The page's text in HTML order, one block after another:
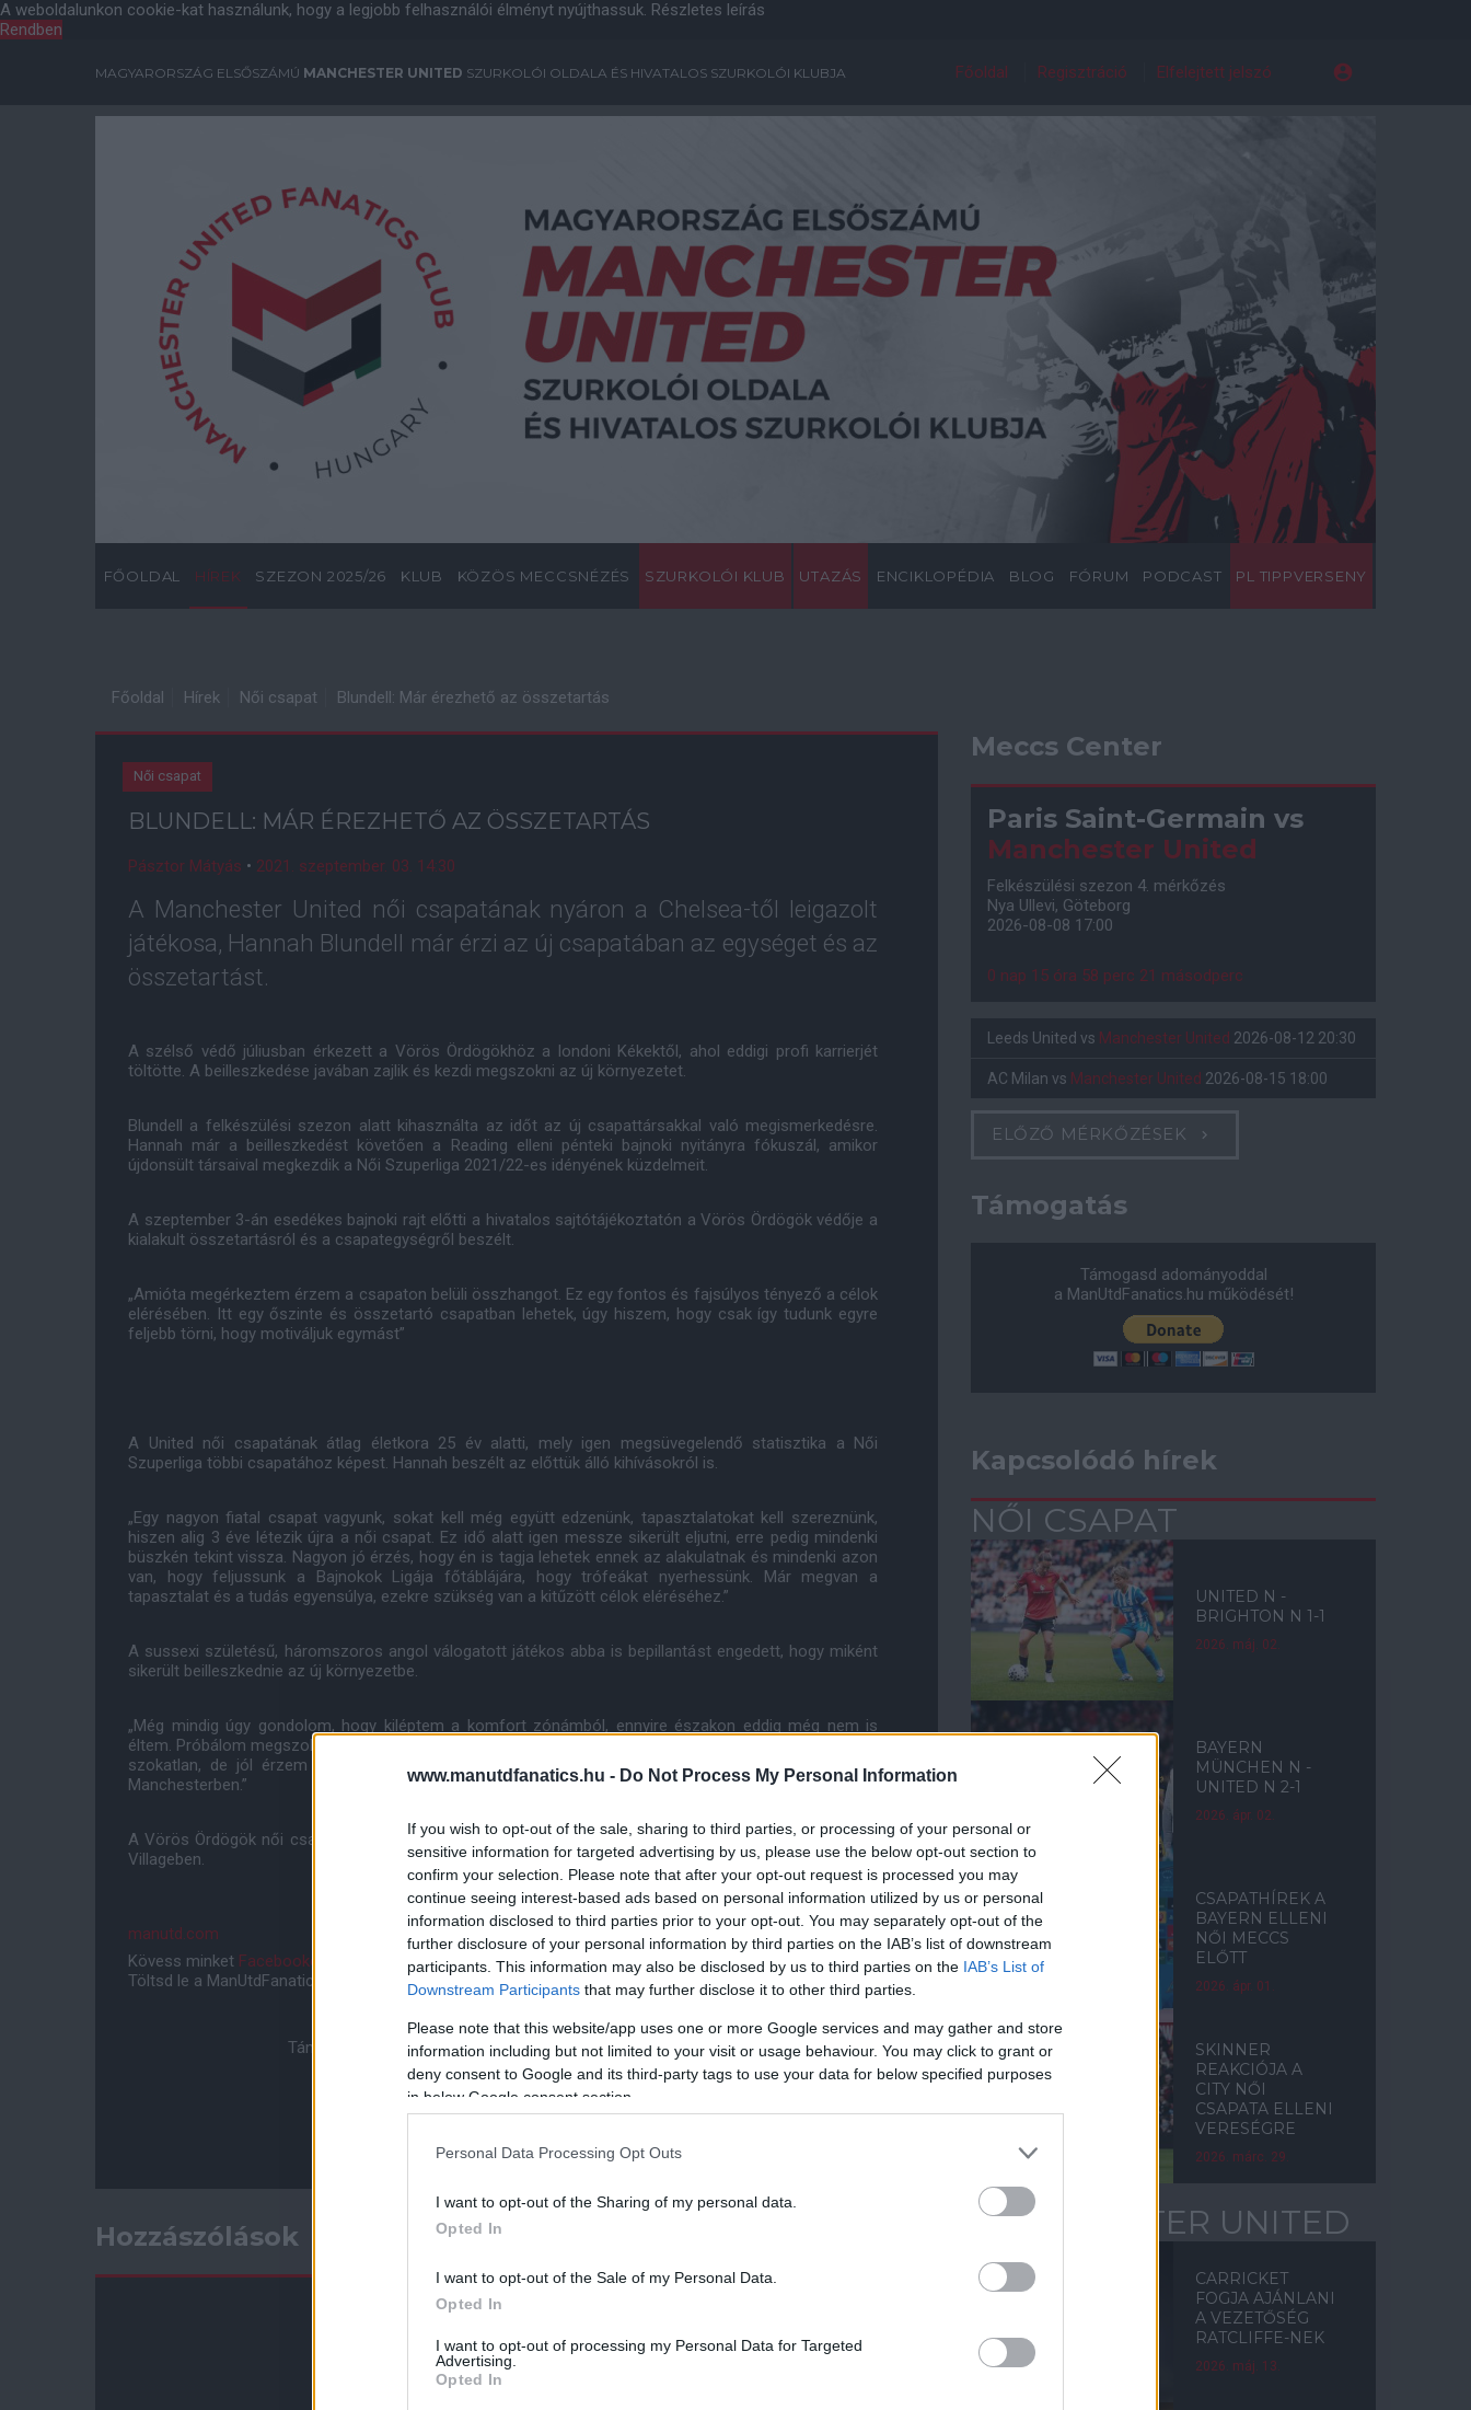
www.manutdfanatics.hu - Do Not Process My Personal Information
If you wish to opt-out of the sale, sharing to third parties, or processing of your personal or
sensitive information for targeted advertising by us, please use the below opt-out section to
confirm your selection. Please note that after your opt-out request is processed you may
continue seeing interest-based ads based on personal information utilized by us or personal
information disclosed to third parties prior to your opt-out. You may separately opt-out of the
further disclosure of your personal information by third parties on the IAB’s list of downstream
participants. This information may also be disclosed by us to third parties on the IAB’s List of
Downstream Participants that may further disclose it to other third parties.
Please note that this website/app uses one or more Google services and may gather and store
information including but not limited to your visit or usage behaviour. You may click to grant or
deny consent to Google and its third-party tags to use your data for below specified purposes
in below Google consent section.
Personal Data Processing Opt Outs
I want to opt-out of the Sharing of my personal data.
Opted In
I want to opt-out of the Sale of my Personal Data.
Opted In
I want to opt-out of processing my Personal Data for Targeted
Advertising.
Opted In
A weboldalunkon cookie-kat használunk, hogy a legjobb felhasználói élményt nyújthassuk. Részletes leírás
Rendben
MAGYARORSZÁG ELSŐSZÁMÚ MANCHESTER UNITED SZURKOLÓI OLDALA ÉS HIVATALOS SZURKOLÓI KLUBJA Főoldal Regisztráció Elfelejtett jelszó
FŐOLDAL HÍREK SZEZON 2025/26 KLUB KÖZÖS MECCSNÉZÉS SZURKOLÓI KLUB UTAZÁS ENCIKLOPÉDIA BLOG FÓRUM PODCAST PL TIPPVERSENY
Főoldal Hírek Női csapat Blundell: Már érezhető az összetartás
Női csapat
BLUNDELL: MÁR ÉREZHETŐ AZ ÖSSZETARTÁS
Pásztor Mátyás • 2021. szeptember. 03. 14:30
A Manchester United női csapatának nyáron a Chelsea-től leigazolt
játékosa, Hannah Blundell már érzi az új csapatában az egységet és az
összetartást.
A szélső védő júliusban érkezett a Vörös Ördögökhöz a londoni Kékektől, ahol eddigi profi karrierjét
töltötte. A beilleszkedése javában zajlik és kezdi megszokni az új környezetet.
Blundell a felkészülési szezon alatt kihasználta az időt az új csapattársakkal való megismerkedésre.
Hannah már a beilleszkedést követően a Reading elleni pénteki bajnoki nyitányra fókuszál, amikor
újdonsült társaival megkezdik a Női Szuperliga 2021/22-es idényének küzdelmeit.
A szeptember 3-án esedékes bajnoki rajt előtti a hivatalos sajtótájékoztatón a Vörös Ördögök védője a
kialakult összetartásról és a csapategységről beszélt.
„Amióta megérkeztem érzem a csapaton belüli összhangot. Ez egy fontos és fajsúlyos tényező a célok
elérésében. Itt egy őszinte és összetartó csapatban lehetek, úgy hiszem, hogy csak így tudunk egyre
feljebb törni, hogy motiváljuk egymást”
A United női csapatának átlag életkora 25 év alatti, mely igen megsüvegelendő statisztika a Női
Szuperliga többi csapatához képest. Hannah beszélt az előttük álló kihívásokról is.
„Egy nagyon fiatal csapat vagyunk, sokat kell még együtt edzenünk, tapasztalatokat kell szereznünk,
hiszen alig 3 éve létezik újra a női csapat. Ez idő alatt igen messze sikerült eljutni, erre pedig mindenki
büszkén tekint vissza. Nagyon jó érzés, hogy én is tagja lehetek ennek az alakulatnak és mindenki azon
van, hogy feljussunk a Bajnokok Ligája főtáblájára, hogy trófeákat nyerhessünk. Már megvan a
tapasztalat és a tudás egyensúlya, ezekre szükség van a kitűzött célok eléréséhez.”
A sussexi születésű, háromszoros angol válogatott játékos abba is bepillantást engedett, hogy miként
sikerült beilleszkednie az új környezetbe.
„Még mindig úgy gondolom, hogy kiléptem a komfort zónámból, ennyire északon eddig még nem is
éltem. Próbálom megszokni, szerintem jól is megy. Itt egy kicsit hidegebb is van, ez nekem új, kicsit még
szokatlan, de jól érzem magam. Kicsit jobban fel akarom majd fedezni a környéket, turistáskodni
Manchesterben.”
A Vörös Ördögök női csapata szeptember 3-án 20:45-kor a Reading csapatát fogadják a Leigh Sports
Villageben.
manutd.com
Kövess minket Facebookon InstagramonésYouTube-on is!
Töltsd le a ManUtdFanatics.hu mobil applikációt
Androidra iOS-re
Támogasd adományoddal a ManUtdFanatics.hu működését!
Hozzászólások
Meccs Center
Paris Saint-Germain vs
Manchester United
Felkészülési szezon 4. mérkőzés
Nya Ullevi, Göteborg
2026-08-08 17:00
0 nap 15 óra 58 perc 21 másodperc
Leeds United vs Manchester United 2026-08-12 20:30
AC Milan vs Manchester United 2026-08-15 18:00
ELŐZŐ MÉRKŐZÉSEK
Támogatás
Támogasd adományoddal
a ManUtdFanatics.hu működését!
Kapcsolódó hírek
NŐI CSAPAT
UNITED N -
BRIGHTON N 1-1
2026. máj. 02.
BAYERN
MÜNCHEN N -
UNITED N 2-1
2026. ápr. 02.
CSAPATHÍREK A
BAYERN ELLENI
NŐI MECCS
ELŐTT
2026. ápr. 01.
SKINNER
REAKCIÓJA A
CITY NŐI
CSAPATA ELLENI
VERESÉGRE
2026. márc. 29.
MANCHESTER UNITED
CARRICKET
FOGJA AJÁNLANI
A VEZETŐSÉG
RATCLIFFE-NEK
2026. máj. 13.